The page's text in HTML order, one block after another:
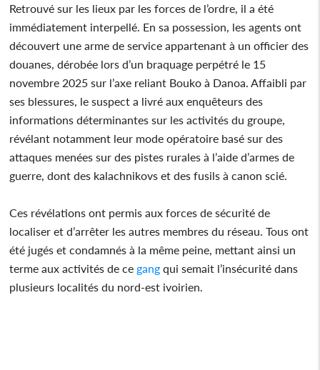
Retrouvé sur les lieux par les forces de l’ordre, il a été
immédiatement interpellé. En sa possession, les agents ont
découvert une arme de service appartenant à un officier des
douanes, dérobée lors d’un braquage perpétré le 15
novembre 2025 sur l’axe reliant Bouko à Danoa. Affaibli par
ses blessures, le suspect a livré aux enquêteurs des
informations déterminantes sur les activités du groupe,
révélant notamment leur mode opératoire basé sur des
attaques menées sur des pistes rurales à l’aide d’armes de
guerre, dont des kalachnikovs et des fusils à canon scié.
Ces révélations ont permis aux forces de sécurité de
localiser et d’arrêter les autres membres du réseau. Tous ont
été jugés et condamnés à la même peine, mettant ainsi un
terme aux activités de ce gang qui semait l’insécurité dans
plusieurs localités du nord-est ivoirien.